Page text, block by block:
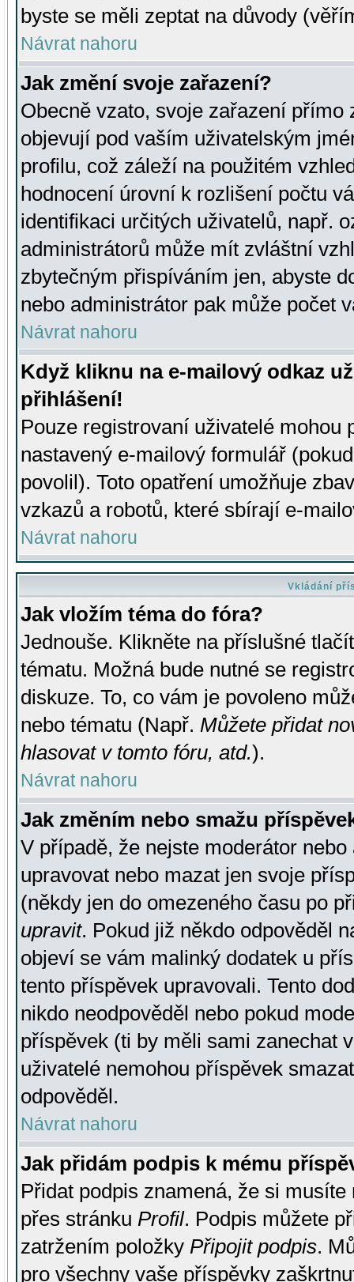
byste se měli zeptat na důvody
Návrat nahoru
Jak změní svoje zařazení?
Obecně vzato, svoje zařazení přímo
objevují pod vaším uživatelským
profilu, což záleží na použitém
hodnocení úrovní k rozlišení počtu
identifikaci určitých uživatelů, např.
administrátorů může mít zvláštní
zbytečným přispíváním jen, abyste
nebo administrátor pak může počet
Návrat nahoru
Když kliknu na e-mailový odkaz
přihlášení!
Pouze registrovaní uživatelé mohou
nastavený e-mailový formulář
povolil). Toto opatření umožňuje
vzkazů a robotů, které sbírají e-
Návrat nahoru
Vkládání
Jak vložím téma do fóra?
Jednouše. Klikněte na příslušné
tématu. Možná bude nutné se
diskuze. To, co vám je povoleno
nebo tématu (Např. Můžete přidat
hlasovat v tomto fóru, atd.).
Návrat nahoru
Jak změním nebo smažu
V případě, že nejste moderátor
upravovat nebo mazat jen svoje
(někdy jen do omezeného času po
upravit. Pokud již někdo odpověděl
objeví se vám malinký dodatek u
tento příspěvek upravovali. Tento
nikdo neodpověděl nebo pokud
příspěvek (ti by měli sami zanechat
uživatelé nemohou příspěvek
odpověděl.
Návrat nahoru
Jak přidám podpis k mému
Přidat podpis znamená, že si
přes stránku Profil. Podpis můžete
zatržením položky Připojit podpis.
pro všechny vaše příspěvky